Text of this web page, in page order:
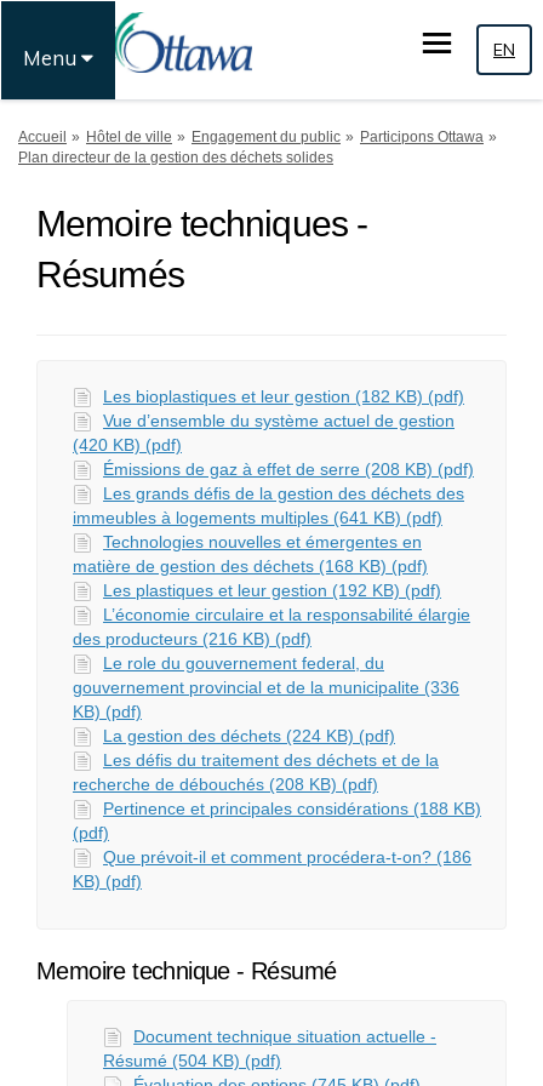
Menu EN
Vous êtes ici:
Accueil Hôtel de ville Engagement du public
Participons Ottawa
Plan directeur de la gestion des déchets solides
Memoire techniques -
Résumés
Les bioplastiques et leur gestion (182 KB) (pdf)
Vue d’ensemble du système actuel de gestion
(420 KB) (pdf)
Émissions de gaz à effet de serre (208 KB) (pdf)
Les grands défis de la gestion des déchets des
immeubles à logements multiples (641 KB) (pdf)
Technologies nouvelles et émergentes en
matière de gestion des déchets (168 KB) (pdf)
Les plastiques et leur gestion (192 KB) (pdf)
L’économie circulaire et la responsabilité élargie
des producteurs (216 KB) (pdf)
Le role du gouvernement federal, du
gouvernement provincial et de la municipalite (336
KB) (pdf)
La gestion des déchets (224 KB) (pdf)
Les défis du traitement des déchets et de la
recherche de débouchés (208 KB) (pdf)
Pertinence et principales considérations (188 KB)
(pdf)
Que prévoit-il et comment procédera-t-on? (186
KB) (pdf)
Memoire technique - Résumé
Document technique situation actuelle -
Résumé (504 KB) (pdf)